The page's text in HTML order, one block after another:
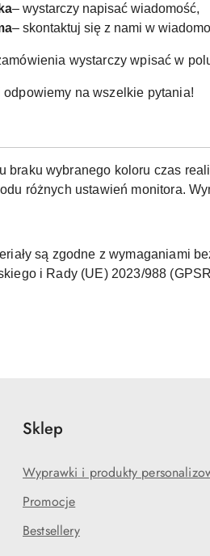
– wystarczy napisać wiadomość,
– skontaktuj się z nami w
wystarczy wpisać w
na wszelkie pytania!
braku wybranego koloru czas
różnych ustawień monitora.
są zgodne z wymaganiami
i Rady (UE) 2023/988
Sklep
Wyprawki i produkty
Promocje
Bestsellery